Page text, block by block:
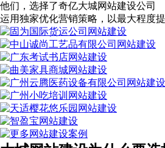
他们，选择了奇亿大城网站建设公司
运用独家优化营销策略，以最大程度